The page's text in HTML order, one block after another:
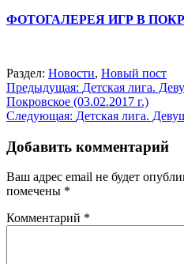
ФОТОГАЛЕРЕЯ ИГР В
Раздел: Новости, Новый пост
Навигация
по
Предыдущая: Детская лига.
Покровское (03.02.2017 г.)
Следующая: Детская лига.
Добавить комментарий
Ваш адрес email не будет
помечены *
Комментарий *